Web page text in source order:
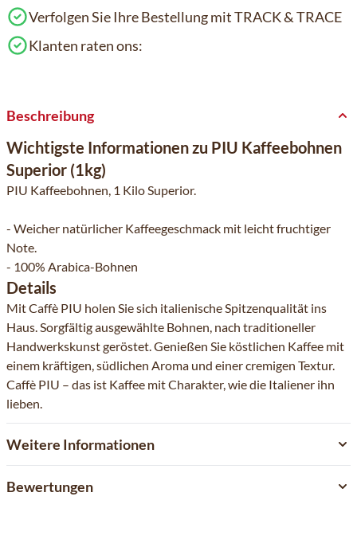
Verfolgen Sie Ihre Bestellung mit TRACK & TRACE
Klanten raten ons:
Beschreibung
Wichtigste Informationen zu PIU Kaffeebohnen
Superior (1kg)
PIU Kaffeebohnen, 1 Kilo Superior.
- Weicher natürlicher Kaffeegeschmack mit leicht fruchtiger
Note.
- 100% Arabica-Bohnen
Details
Mit Caffè PIU holen Sie sich italienische Spitzenqualität ins
Haus. Sorgfältig ausgewählte Bohnen, nach traditioneller
Handwerkskunst geröstet. Genießen Sie köstlichen Kaffee mit
einem kräftigen, südlichen Aroma und einer cremigen Textur.
Caffè PIU – das ist Kaffee mit Charakter, wie die Italiener ihn
lieben.
Weitere Informationen
Bewertungen